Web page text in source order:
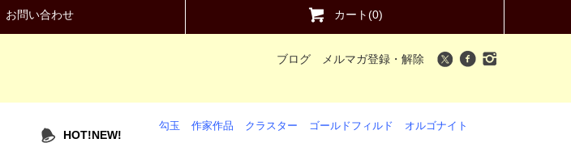
お問い合わせ カート(0)
ブログ メルマガ登録・解除
HOT!NEW!
勾玉 作家作品 クラスター ゴールドフィルド オルゴナイト